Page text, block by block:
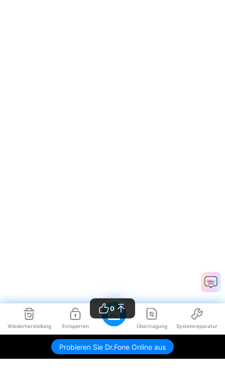
Wiederherstellung Entsperren Übertragung Systemreparatur
Probieren Sie Dr.Fone Online aus
0